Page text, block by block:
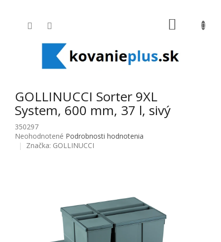
GOLLINUCCI Sorter 9XL
System, 600 mm, 37 l, sivý
350297
Priemerné hodnotenie produktu je 0,0 z 5 hviezdičiek.
Neohodnotené Podrobnosti hodnotenia
Značka: GOLLINUCCI